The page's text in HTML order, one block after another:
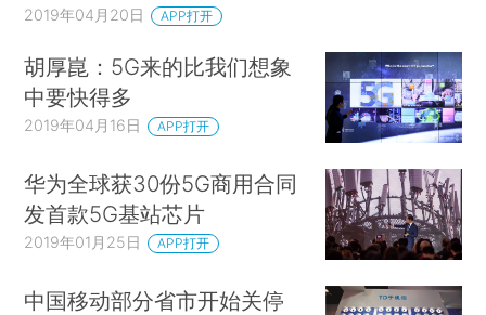
2019年04月20日 APP打开
胡厚崑：5G来的比我们想象
中要快得多
2019年04月16日 APP打开
华为全球获30份5G商用合同
发首款5G基站芯片
2019年01月25日 APP打开
中国移动部分省市开始关停